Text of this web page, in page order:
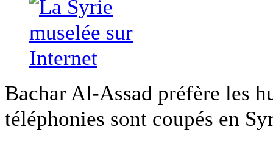
Bachar Al-Assad préfère les
téléphonies sont coupés en